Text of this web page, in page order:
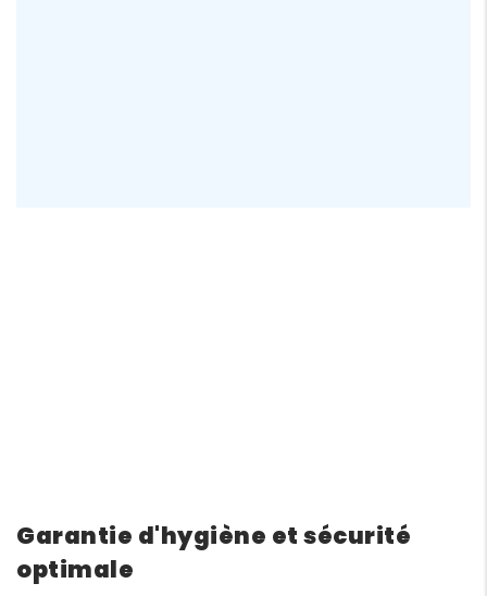
Garantie d'hygiène et sécurité
optimale